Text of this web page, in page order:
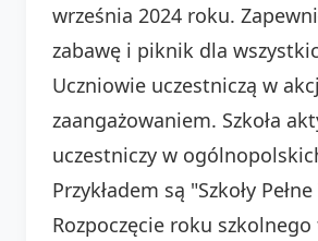
września 2024 roku.
zabawę i piknik dla
Uczniowie uczestniczą w
zaangażowaniem. Szkoła
uczestniczy w
Przykładem są "Szkoły
Rozpoczęcie roku szkolnego